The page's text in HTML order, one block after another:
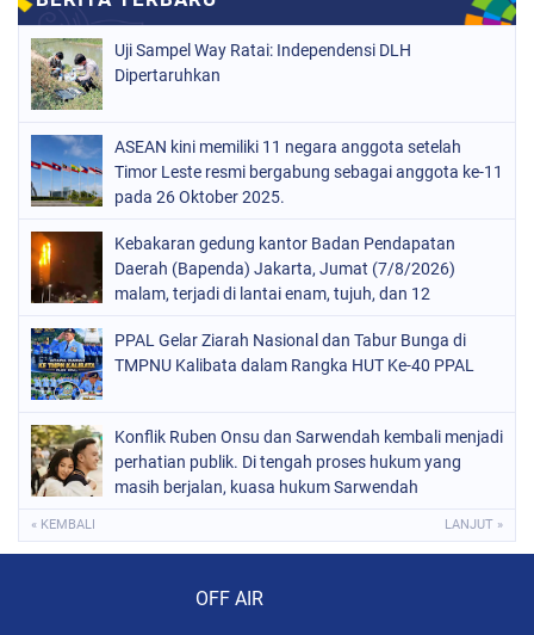
Uji Sampel Way Ratai: Independensi DLH
Dipertaruhkan
ASEAN kini memiliki 11 negara anggota setelah
Timor Leste resmi bergabung sebagai anggota ke-11
pada 26 Oktober 2025.
Kebakaran gedung kantor Badan Pendapatan
Daerah (Bapenda) Jakarta, Jumat (7/8/2026)
malam, terjadi di lantai enam, tujuh, dan 12
PPAL Gelar Ziarah Nasional dan Tabur Bunga di
TMPNU Kalibata dalam Rangka HUT Ke-40 PPAL
Konflik Ruben Onsu dan Sarwendah kembali menjadi
perhatian publik. Di tengah proses hukum yang
masih berjalan, kuasa hukum Sarwendah
« KEMBALI LANJUT »
OFF AIR